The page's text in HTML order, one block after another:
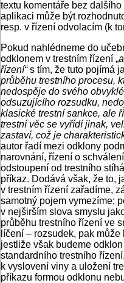
textu komentáře bez
aplikaci může být
resp. v řízení odvolacím (k
Pokud nahlédneme do
odklonem v trestním řízení „
řízení“s tím, že tuto pojímá
průběhu trestního procesu,
nedospěje do svého
odsuzujícího rozsudku,
klasické trestní sankce, ale
trestní věc se vyřídí jinak,
zastaví, což je
autor řadí mezi odklony
narovnání, řízení o
odstoupení od trestního
příkaz. Dodává však, že to,
v trestním řízení zařadíme,
samotný pojem vymezíme;
v nejširším slova smyslu
průběhu trestního řízení ve
líčení – rozsudek, pak
jestliže však budeme
standardního trestního
k vyslovení viny a uložení
příkazu formou odklonu